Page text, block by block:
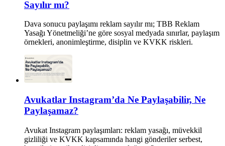
Sayılır mı?
Dava sonucu paylaşımı reklam sayılır mı; TBB Reklam
Yasağı Yönetmeliği’ne göre sosyal medyada sınırlar, paylaşım
örnekleri, anonimleştirme, disiplin ve KVKK riskleri.
Avukatlar Instagram’da Ne Paylaşabilir, Ne
Paylaşamaz?
Avukat Instagram paylaşımları: reklam yasağı, müvekkil
gizliliği ve KVKK kapsamında hangi gönderiler serbest,